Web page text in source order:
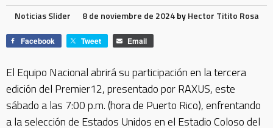
Noticias Slider 8 de noviembre de 2024 byHector Titito Rosa
Facebook Tweet Email
El Equipo Nacional abrirá su participación en la tercera
edición del Premier12, presentado por RAXUS, este
sábado a las 7:00 p.m. (hora de Puerto Rico), enfrentando
a la selección de Estados Unidos en el Estadio Coloso del